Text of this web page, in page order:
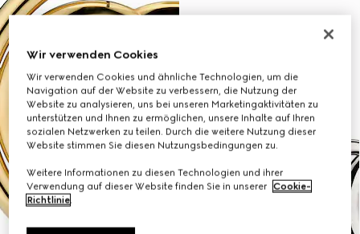
Wir verwenden Cookies
Wir verwenden Cookies und ähnliche Technologien, um die
Navigation auf der Website zu verbessern, die Nutzung der
Website zu analysieren, uns bei unseren Marketingaktivitäten zu
unterstützen und Ihnen zu ermöglichen, unsere Inhalte auf Ihren
sozialen Netzwerken zu teilen. Durch die weitere Nutzung dieser
Website stimmen Sie diesen Nutzungsbedingungen zu.
Weitere Informationen zu diesen Technologien und ihrer
Verwendung auf dieser Website finden Sie in unserer Cookie-
Richtlinie.